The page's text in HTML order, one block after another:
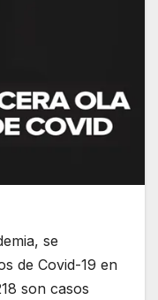
se
de Covid-19 en
son casos